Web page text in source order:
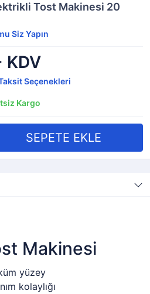
Tost Makinesi 20
Siz Yapın
KDV
Seçenekleri
Kargo
Makinesi
yüzey
kolaylığı